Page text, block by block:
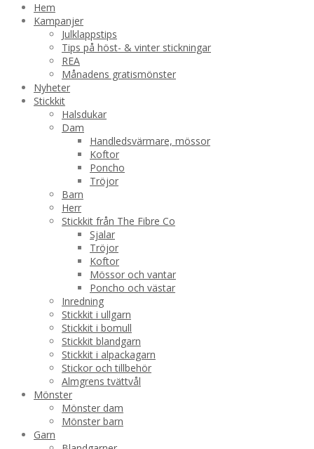
Hem
Kampanjer
Julklappstips
Tips på höst- & vinter stickningar
REA
Månadens gratismönster
Nyheter
Stickkit
Halsdukar
Dam
Handledsvärmare, mössor
Koftor
Poncho
Tröjor
Barn
Herr
Stickkit från The Fibre Co
Sjalar
Tröjor
Koftor
Mössor och vantar
Poncho och västar
Inredning
Stickkit i ullgarn
Stickkit i bomull
Stickkit blandgarn
Stickkit i alpackagarn
Stickor och tillbehör
Almgrens tvättvål
Mönster
Mönster dam
Mönster barn
Garn